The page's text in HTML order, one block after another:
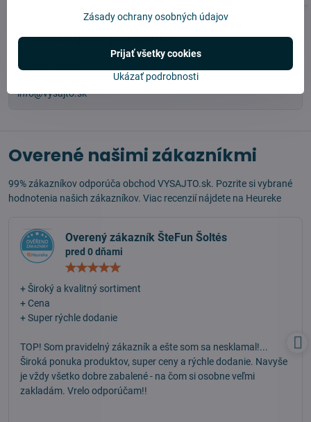
Potrebujete poradiť?
Kontaktujte nás:
info@vysajto.sk
Overené našimi zákazníkmi
99% zákazníkov odporúča obchod VYSAJTO.sk. Pozrite si vybrané
hodnotenia našich zákazníkov. Viac recenzií nájdete na Heureke
Overený zákazník ŠteFun Šoltés
pred 0 dňami
+ Široký a kvalitný sortiment
+ Cena
+ Super rýchle dodanie
TOP! Som pravidelný zákazník a ešte som sa nesklamal!...
Široká ponuka produktov, super ceny a rýchle dodanie. Navyše
je vždy všetko dobre zabalené - na čom si osobne veľmi
zakladám. Vrelo odporúčam!!
Zásady ochrany osobných údajov
Ukázať podrobnosti
Prijať všetky cookies